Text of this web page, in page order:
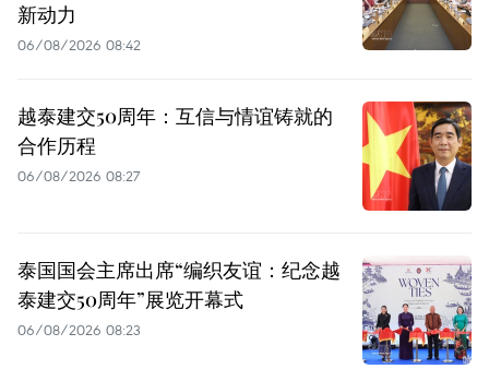
新动力
06/08/2026 08:42
越泰建交50周年：互信与情谊铸就的
合作历程
06/08/2026 08:27
泰国国会主席出席“编织友谊：纪念越
泰建交50周年”展览开幕式
06/08/2026 08:23